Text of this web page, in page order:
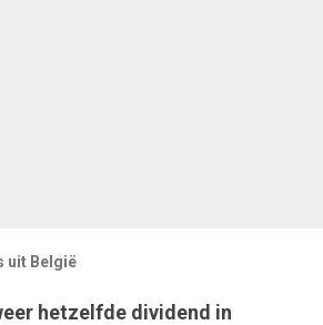
uit België
hetzelfde dividend in